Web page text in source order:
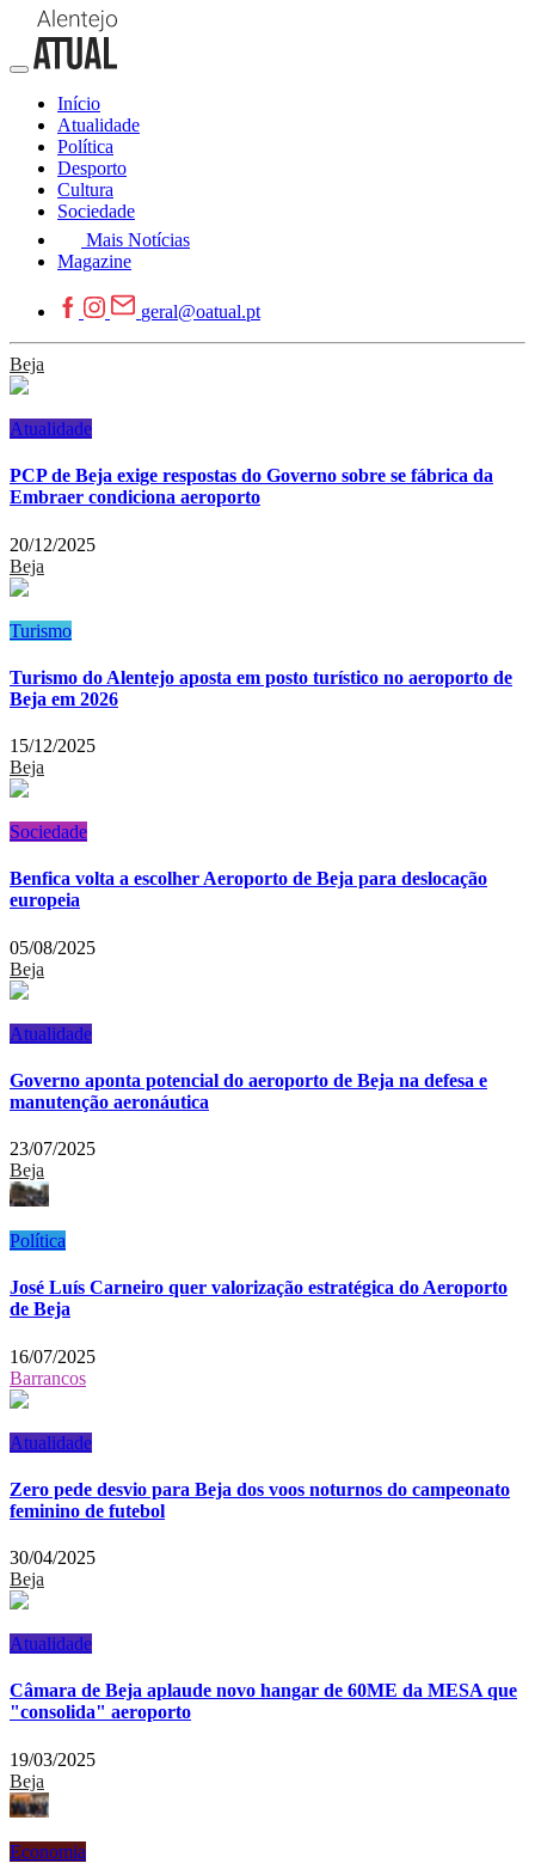
Início
Atualidade
Política
Desporto
Cultura
Sociedade
Mais Notícias
Magazine
geral@oatual.pt
Beja
Atualidade
PCP de Beja exige respostas do Governo sobre se fábrica da
Embraer condiciona aeroporto
20/12/2025
Beja
Turismo
Turismo do Alentejo aposta em posto turístico no aeroporto de
Beja em 2026
15/12/2025
Beja
Sociedade
Benfica volta a escolher Aeroporto de Beja para deslocação
europeia
05/08/2025
Beja
Atualidade
Governo aponta potencial do aeroporto de Beja na defesa e
manutenção aeronáutica
23/07/2025
Beja
Política
José Luís Carneiro quer valorização estratégica do Aeroporto
de Beja
16/07/2025
Barrancos
Atualidade
Zero pede desvio para Beja dos voos noturnos do campeonato
feminino de futebol
30/04/2025
Beja
Atualidade
Câmara de Beja aplaude novo hangar de 60ME da MESA que
"consolida" aeroporto
19/03/2025
Beja
Economia